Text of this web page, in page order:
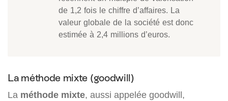
de 1,2 fois le chiffre d’affaires. La
valeur globale de la société est donc
estimée à 2,4 millions d’euros.
La méthode mixte (goodwill)
La méthode mixte, aussi appelée goodwill,